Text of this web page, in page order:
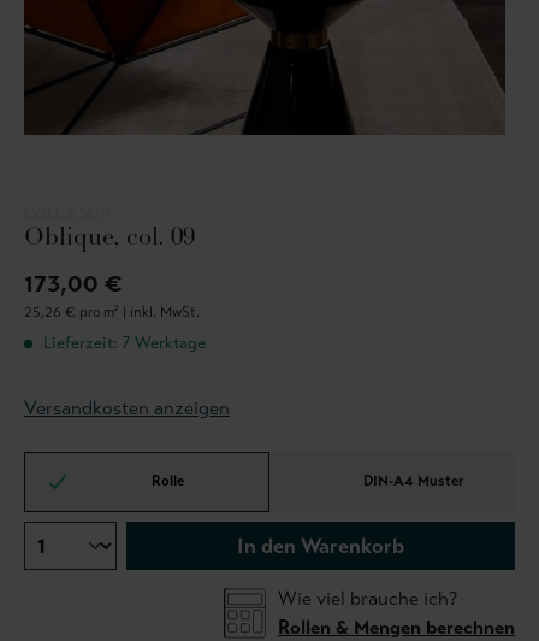
Oblique, col. 09
173,00 €
25,26 € pro m² | inkl. MwSt.
Lieferzeit: 7 Werktage
Versandkosten anzeigen
Rolle DIN-A4 Muster
In den Warenkorb
Wie viel brauche ich?
Rollen & Mengen berechnen